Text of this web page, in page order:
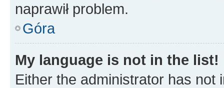
naprawił problem.
Góra
My language is not in the list!
Either the administrator has not